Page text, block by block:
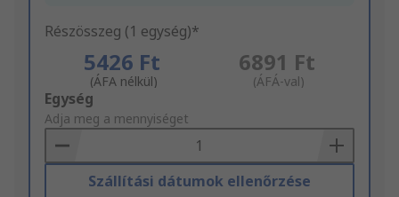
Részösszeg (1 egység)*
5426 Ft
(ÁFA nélkül)
6891 Ft
(ÁFÁ-val)
Add
to
Basket
Egység
Adja meg a mennyiséget
Szállítási dátumok ellenőrzése